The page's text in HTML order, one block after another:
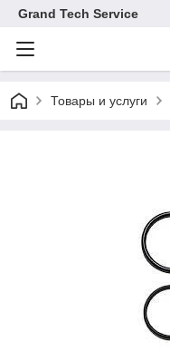
Grand Tech Service
Товары и услуги